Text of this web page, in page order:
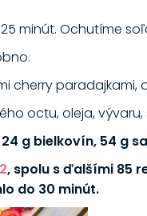
minút. Ochutíme
cherry
octu, oleja, vývaru,
g bielkovín, 54 g
, spolu s ďalšími 85
do 30 minút.